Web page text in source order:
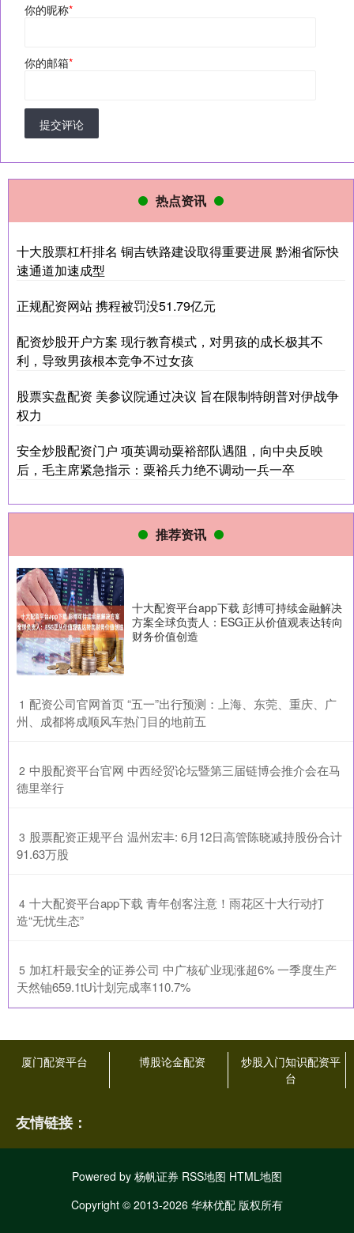
你的昵称*
你的邮箱*
提交评论
热点资讯
十大股票杠杆排名 铜吉铁路建设取得重要进展 黔湘省际快
速通道加速成型
正规配资网站 携程被罚没51.79亿元
配资炒股开户方案 现行教育模式，对男孩的成长极其不
利，导致男孩根本竞争不过女孩
股票实盘配资 美参议院通过决议 旨在限制特朗普对伊战争
权力
安全炒股配资门户 项英调动粟裕部队遇阻，向中央反映
后，毛主席紧急指示：粟裕兵力绝不调动一兵一卒
推荐资讯
十大配资平台app下载 彭博可持续金融解决
方案全球负责人：ESG正从价值观表达转向
财务价值创造
1 ​配资公司官网首页 “五一”出行预测：上海、东莞、重庆、广
州、成都将成顺风车热门目的地前五
2 ​中股配资平台官网 中西经贸论坛暨第三届链博会推介会在马
德里举行
3 ​股票配资正规平台 温州宏丰: 6月12日高管陈晓减持股份合计
91.63万股
4 ​十大配资平台app下载 青年创客注意！雨花区十大行动打
造“无忧生态”
5 ​加杠杆最安全的证券公司 中广核矿业现涨超6% 一季度生产
天然铀659.1tU计划完成率110.7%
厦门配资平台 博股论金配资
炒股入门知识配资平
台
友情链接：
Powered by 杨帆证券 RSS地图 HTML地图
Copyright © 2013-2026 华林优配 版权所有